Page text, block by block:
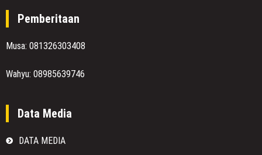
Pemberitaan
Musa: 081326303408
Wahyu: 08985639746
Data Media
DATA MEDIA